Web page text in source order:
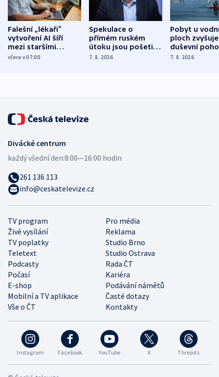
Falešní „lékaři“
vytvoření AI šíří
mezi staršími
Poláky nebezpečné
včera v 07:00
Spekulace o
přímém ruském
útoku jsou pošetilé,
míní estonský
7. 8. 2026
Pobyt u
ploch zvyšuje
duševní
ukázala
7. 8. 2026
Instagram Facebook YouTube X Threads
TV program
Pro média
Živé vysílání
Reklama
TV poplatky
Studio Brno
Teletext
Studio Ostrava
Podcasty
Rada ČT
Počasí
Kariéra
E-shop
Podávání námětů
Mobilní a TV aplikace
Časté dotazy
Vše o ČT
Kontakty
Divácké centrum
každý všední den:8:00—16:00 hodin
261 136 113
info@ceskatelevize.cz